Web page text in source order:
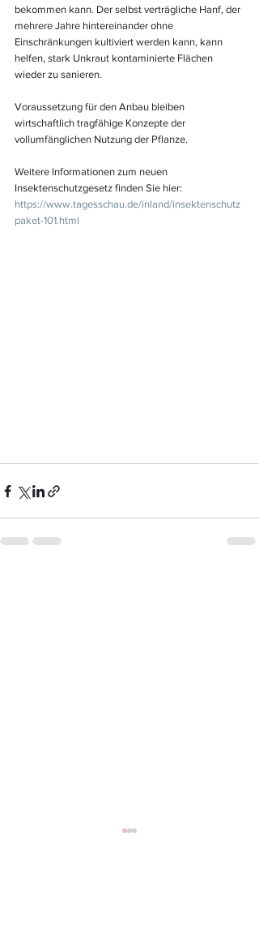
bekommen kann. Der selbst verträgliche Hanf, der
mehrere Jahre hintereinander ohne
Einschränkungen kultiviert werden kann, kann
helfen, stark Unkraut kontaminierte Flächen
wieder zu sanieren.
Voraussetzung für den Anbau bleiben
wirtschaftlich tragfähige Konzepte der
vollumfänglichen Nutzung der Pflanze.
Weitere Informationen zum neuen
Insektenschutzgesetz finden Sie hier:
https://www.tagesschau.de/inland/insektenschutz
paket-101.html